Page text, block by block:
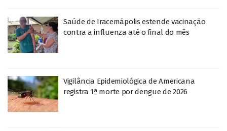
Saúde de Iracemápolis estende vacinação
contra a influenza até o final do mês
Vigilância Epidemiológica de Americana
registra 1ª morte por dengue de 2026